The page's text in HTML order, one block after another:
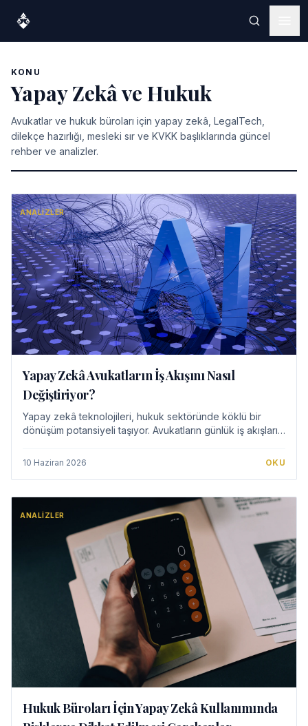
KONU
Yapay Zekâ ve Hukuk
Avukatlar ve hukuk büroları için yapay zekâ, LegalTech,
dilekçe hazırlığı, mesleki sır ve KVKK başlıklarında güncel
rehber ve analizler.
ANALIZLER
Yapay Zekâ Avukatların İş Akışını Nasıl
Değiştiriyor?
Yapay zekâ teknolojileri, hukuk sektöründe köklü bir
dönüşüm potansiyeli taşıyor. Avukatların günlük iş akışlarını
alma süreçlerini destek…
10 Haziran 2026 OKU
ANALIZLER
Hukuk Büroları İçin Yapay Zekâ Kullanımında